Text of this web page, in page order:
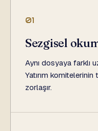
01
Sezgisel
Aynı dosyaya farklı
Yatırım
zorlaşır.